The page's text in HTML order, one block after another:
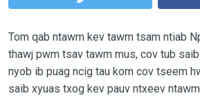
Tom qab ntawm kev tawm tsam ntiab
thawj pwm tsav tawm mus, cov tub
nyob ib puag ncig tau kom cov tseem
saib xyuas txog kev pauv ntxeev